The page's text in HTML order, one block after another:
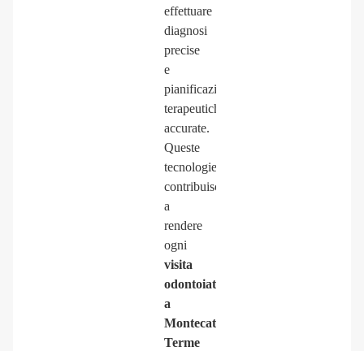
effettuare
diagnosi
precise
e
pianificazioni
terapeutiche
accurate.
Queste
tecnologie
contribuiscono
a
rendere
ogni
visita
odontoiatrica
a
Montecatini
Terme